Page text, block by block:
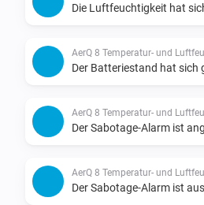
Die Luftfeuchtigkeit hat
AerQ 8 Temperatur- und
Der Batteriestand hat sich
AerQ 8 Temperatur- und
Der Sabotage-Alarm ist
AerQ 8 Temperatur- und
Der Sabotage-Alarm ist